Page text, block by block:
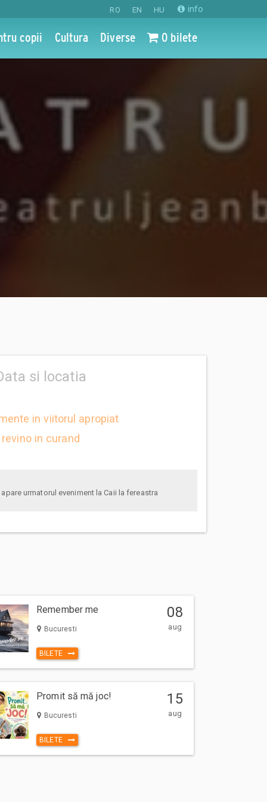
RO EN HU info
copii Cultura Diverse 0 bilete
si locatia
in viitorul apropiat
revino in curand
anunta-ma pe email cand apare urmatorul eveniment la Caii la fereastra
Remember me
Bucuresti
BILETE
08
aug
Promit să mă joc!
Bucuresti
BILETE
15
aug